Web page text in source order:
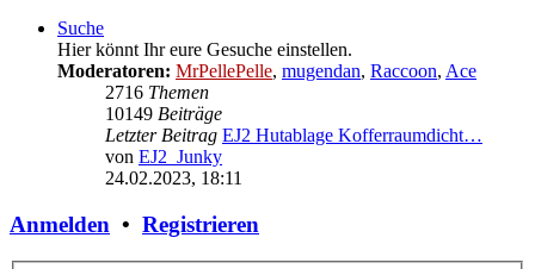
Suche
Hier könnt Ihr eure Gesuche einstellen.
Moderatoren: MrPellePelle, mugendan, Raccoon, Ace
2716 Themen
10149 Beiträge
Letzter Beitrag EJ2 Hutablage Kofferraumdicht…
von EJ2_Junky
24.02.2023, 18:11
Anmelden • Registrieren